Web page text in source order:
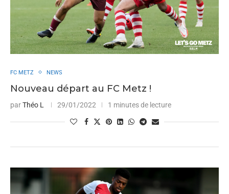
FC METZ NEWS
Nouveau départ au FC Metz !
parThéo L 29/01/2022 1 minutes de lecture